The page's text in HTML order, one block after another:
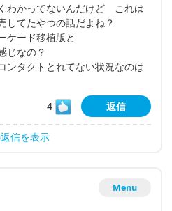
わかってないんだけど これは
してたやつの話だよね？
ケード移植版と
じなの？
タクトとれてない状況なのは
4
返信
信を表示
Menu